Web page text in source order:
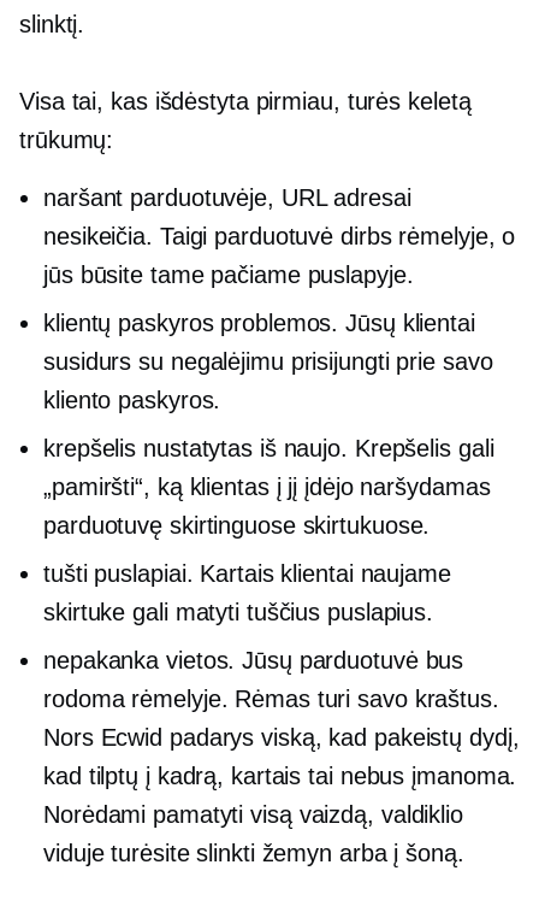
slinktį.
Visa tai, kas išdėstyta pirmiau, turės keletą
trūkumų:
naršant parduotuvėje, URL adresai
nesikeičia. Taigi parduotuvė dirbs rėmelyje, o
jūs būsite tame pačiame puslapyje.
klientų paskyros problemos. Jūsų klientai
susidurs su negalėjimu prisijungti prie savo
kliento paskyros.
krepšelis nustatytas iš naujo. Krepšelis gali
„pamiršti“, ką klientas į jį įdėjo naršydamas
parduotuvę skirtinguose skirtukuose.
tušti puslapiai. Kartais klientai naujame
skirtuke gali matyti tuščius puslapius.
nepakanka vietos. Jūsų parduotuvė bus
rodoma rėmelyje. Rėmas turi savo kraštus.
Nors Ecwid padarys viską, kad pakeistų dydį,
kad tilptų į kadrą, kartais tai nebus įmanoma.
Norėdami pamatyti visą vaizdą, valdiklio
viduje turėsite slinkti žemyn arba į šoną.